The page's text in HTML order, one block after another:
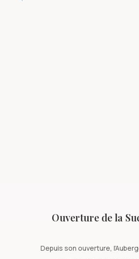
Ouverture de la
Depuis son ouverture,